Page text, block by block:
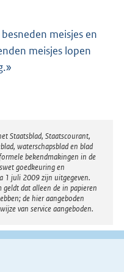
meisjes en
meisjes lopen
Staatsblad, Staatscourant,
waterschapsblad en blad
bekendmakingen in de
goedkeuring en
1 juli 2009 zijn uitgegeven.
dat alleen de in papieren
de hier aangeboden
van service aangeboden.